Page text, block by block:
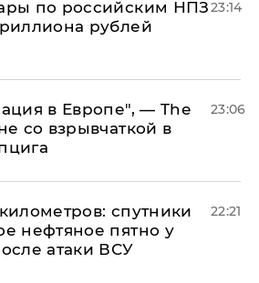
по российским НПЗ
рублей
23:14
в Европе", — The
со взрывчаткой в
23:06
спутники
нефтяное пятно у
атаки ВСУ
22:21